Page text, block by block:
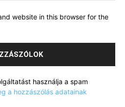
website in this browser for the
használja a spam
a hozzászólás adatainak